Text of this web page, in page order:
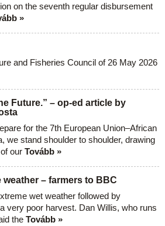
on the seventh regular disbursement
»
and Fisheries Council of 26 May 2026
Future.” – op-ed article by
for the 7th European Union–African
we stand shoulder to shoulder, drawing
our Tovább »
weather – farmers to BBC
wet weather followed by
very poor harvest. Dan Willis, who runs
the Tovább »